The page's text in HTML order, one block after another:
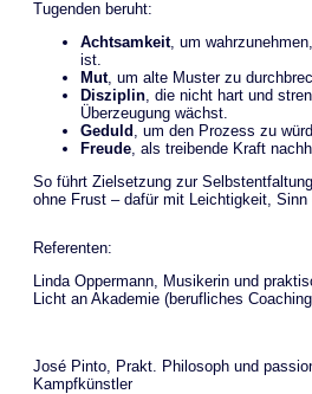
Tugenden beruht:
Achtsamkeit, um
ist.
Mut, um alte Muster zu
Disziplin , die nicht hart und
Überzeugung wächst.
Geduld
, um den Prozess zu
Freude , als treibende Kraft
So führt Zielsetzung zur
ohne Frust – dafür mit Leichtigkeit,
Referenten:
Linda Oppermann, Musikerin und
Licht an Akademie (berufliches
José Pinto, Prakt. Philosoph und
Kampfkünstler